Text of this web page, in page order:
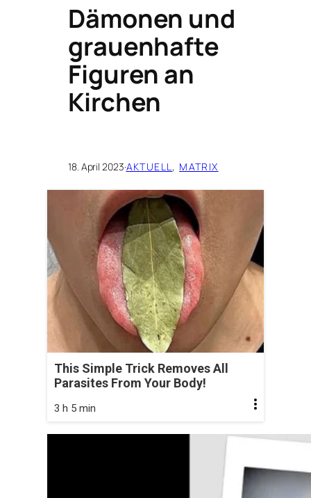
Dämonen und
grauenhafte
Figuren an
Kirchen
18. April 2023·AKTUELL , MATRIX
This Simple Trick Removes All
Parasites From Your Body!
3 h 5 min